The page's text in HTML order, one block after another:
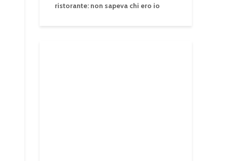
ristorante: non sapeva chi ero io